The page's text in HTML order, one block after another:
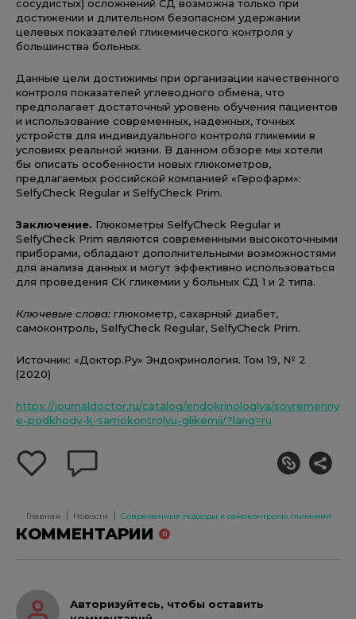
сосудистых) осложнений СД возможна только при
достижении и длительном безопасном удержании
целевых показателей гликемического контроля у
большинства больных.
Данные цели достижимы при организации качественного
контроля показателей углеводного обмена, что
предполагает достаточный уровень обучения пациентов
и использование современных, надежных, точных
устройств для индивидуального контроля гликемии в
условиях реальной жизни. В данном обзоре мы хотели
бы описать особенности новых глюкометров,
предлагаемых российской компанией «Герофарм»:
SelfyCheck Regular и SelfyCheck Prim.
Заключение. Глюкометры SelfyCheck Regular и
SelfyCheck Prim являются современными высокоточными
приборами, обладают дополнительными возможностями
для анализа данных и могут эффективно использоваться
для проведения СК гликемии у больных СД 1 и 2 типа.
Ключевые слова: глюкометр, сахарный диабет,
самоконтроль, SelfyCheck Regular, SelfyCheck Prim.
Источник: «Доктор.Ру» Эндокринология. Том 19, № 2
(2020)
https://journaldoctor.ru/catalog/endokrinologiya/sovremenny
e-podkhody-k-samokontrolyu-glikemii/?lang=ru
добавить
себе
Главная Новости Современные подходы к самоконтролю гликемии
КОММЕНТАРИИ 0
Авторизуйтесь, чтобы оставить